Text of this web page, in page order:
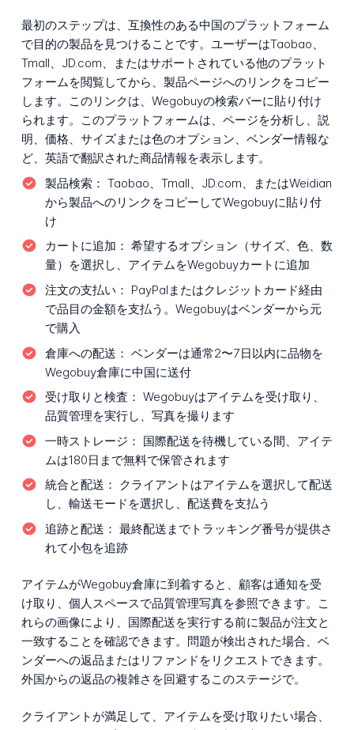
最初のステップは、互換性のある中国のプラットフォーム
で目的の製品を見つけることです。ユーザーはTaobao、
Tmall、JD.com、またはサポートされている他のプラット
フォームを閲覧してから、製品ページへのリンクをコピー
します。このリンクは、Wegobuyの検索バーに貼り付け
られます。このプラットフォームは、ページを分析し、説
明、価格、サイズまたは色のオプション、ベンダー情報な
ど、英語で翻訳された商品情報を表示します。
製品検索： Taobao、Tmall、JD.com、またはWeidian
から製品へのリンクをコピーしてWegobuyに貼り付
け
カートに追加： 希望するオプション（サイズ、色、数
量）を選択し、アイテムをWegobuyカートに追加
注文の支払い： PayPalまたはクレジットカード経由
で品目の金額を支払う。Wegobuyはベンダーから元
で購入
倉庫への配送： ベンダーは通常2〜7日以内に品物を
Wegobuy倉庫に中国に送付
受け取りと検査： Wegobuyはアイテムを受け取り、
品質管理を実行し、写真を撮ります
一時ストレージ： 国際配送を待機している間、アイテ
ムは180日まで無料で保管されます
統合と配送：
クライアントはアイテムを選択して配送
し、輸送モードを選択し、配送費を支払う
追跡と配送： 最終配送までトラッキング番号が提供さ
れて小包を追跡
アイテムがWegobuy倉庫に到着すると、顧客は通知を受
け取り、個人スペースで品質管理写真を参照できます。こ
れらの画像により、国際配送を実行する前に製品が注文と
一致することを確認できます。問題が検出された場合、ベ
ンダーへの返品またはリファンドをリクエストできます。
外国からの返品の複雑さを回避するこのステージで。
クライアントが満足して、アイテムを受け取りたい場合、